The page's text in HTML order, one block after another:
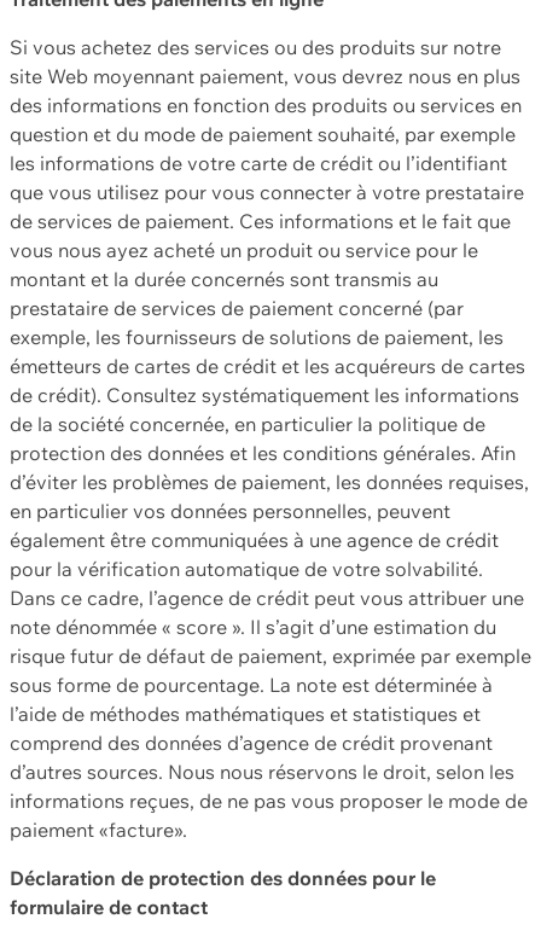
Si vous achetez des services ou des produits sur notre
site Web moyennant paiement, vous devrez nous en plus
des informations en fonction des produits ou services en
question et du mode de paiement souhaité, par exemple
les informations de votre carte de crédit ou l’identifiant
que vous utilisez pour vous connecter à votre prestataire
de services de paiement. Ces informations et le fait que
vous nous ayez acheté un produit ou service pour le
montant et la durée concernés sont transmis au
prestataire de services de paiement concerné (par
exemple, les fournisseurs de solutions de paiement, les
émetteurs de cartes de crédit et les acquéreurs de cartes
de crédit). Consultez systématiquement les informations
de la société concernée, en particulier la politique de
protection des données et les conditions générales. Afin
d’éviter les problèmes de paiement, les données requises,
en particulier vos données personnelles, peuvent
également être communiquées à une agence de crédit
pour la vérification automatique de votre solvabilité.
Dans ce cadre, l’agence de crédit peut vous attribuer une
note dénommée « score ». Il s’agit d’une estimation du
risque futur de défaut de paiement, exprimée par exemple
sous forme de pourcentage. La note est déterminée à
l’aide de méthodes mathématiques et statistiques et
comprend des données d’agence de crédit provenant
d’autres sources. Nous nous réservons le droit, selon les
informations reçues, de ne pas vous proposer le mode de
paiement «facture».
Déclaration de protection des données pour le
formulaire de contact